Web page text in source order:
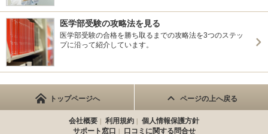
医学部受験の攻略法を見る
医学部受験の合格を勝ち取るまでの攻略法を3つのステッ
プに沿って紹介しています。
トップページへ ページの上へ戻る
会社概要 利用規約
個人情報保護方針
サポート窓口
口コミに関する問合せ